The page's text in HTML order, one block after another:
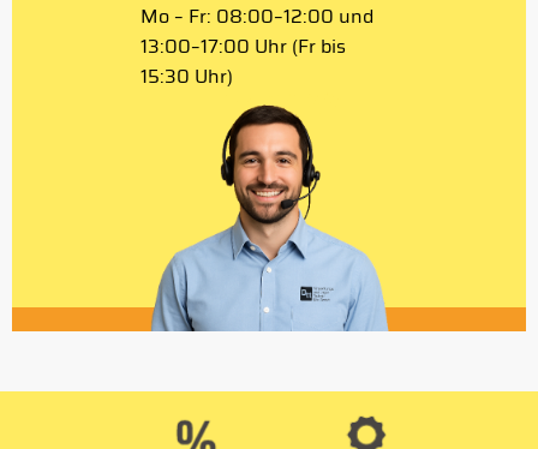
Mo – Fr: 08:00–12:00 und
13:00–17:00 Uhr (Fr bis
15:30 Uhr)